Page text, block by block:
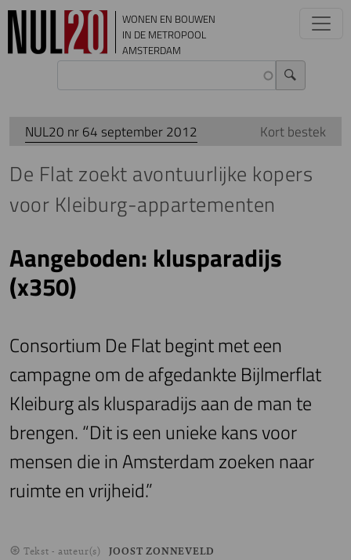
Overslaan en naar de inhoud gaan
WONEN EN BOUWEN
IN DE METROPOOL
AMSTERDAM
NUL20 nr 64 september 2012 Kort bestek
De Flat zoekt avontuurlijke kopers
voor Kleiburg-appartementen
Aangeboden: klusparadijs
(x350)
Consortium De Flat begint met een
campagne om de afgedankte Bijlmerflat
Kleiburg als klusparadijs aan de man te
brengen. “Dit is een unieke kans voor
mensen die in Amsterdam zoeken naar
ruimte en vrijheid.”
Tekst - auteur(s) JOOST ZONNEVELD